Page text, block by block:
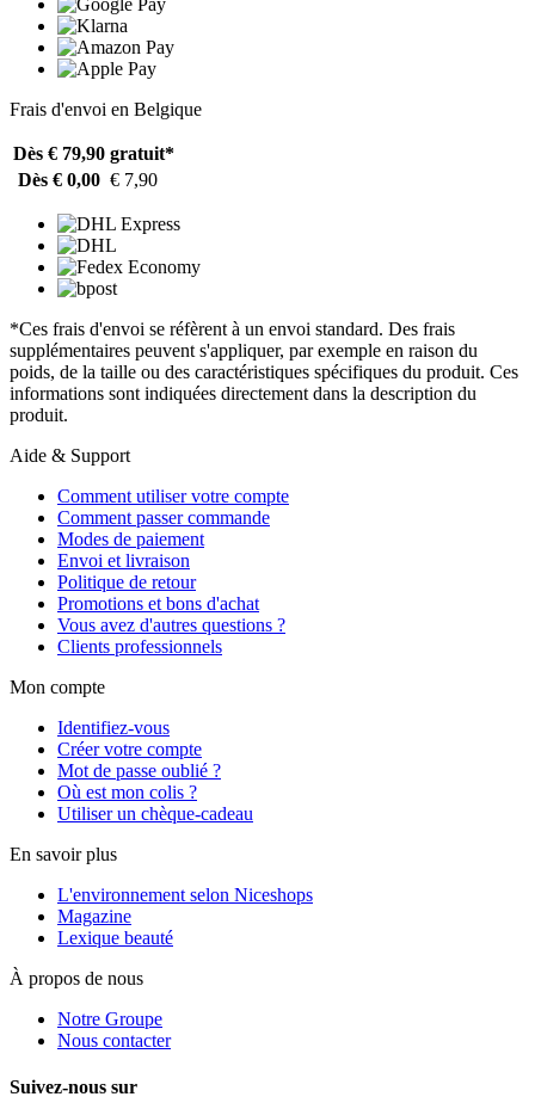
Frais d'envoi en Belgique
Dès € 79,90 gratuit*
Dès € 0,00 € 7,90
*Ces frais d'envoi se réfèrent à un envoi standard. Des frais
supplémentaires peuvent s'appliquer, par exemple en raison du
poids, de la taille ou des caractéristiques spécifiques du produit. Ces
informations sont indiquées directement dans la description du
produit.
Aide & Support
Comment utiliser votre compte
Comment passer commande
Modes de paiement
Envoi et livraison
Politique de retour
Promotions et bons d'achat
Vous avez d'autres questions ?
Clients professionnels
Mon compte
Identifiez-vous
Créer votre compte
Mot de passe oublié ?
Où est mon colis ?
Utiliser un chèque-cadeau
En savoir plus
L'environnement selon Niceshops
Magazine
Lexique beauté
À propos de nous
Notre Groupe
Nous contacter
Suivez-nous sur